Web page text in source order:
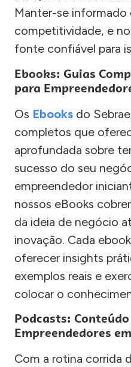
Manter-se informado
competitividade, e
fonte confiável para
Ebooks: Guias
para
Os Ebooks do
completos que
aprofundada sobre
sucesso do seu
empreendedor
nossos eBooks
da ideia de negócio
inovação. Cada
oferecer insights
exemplos reais e
colocar o
Podcasts:
Empreendedores
Com a rotina corrida